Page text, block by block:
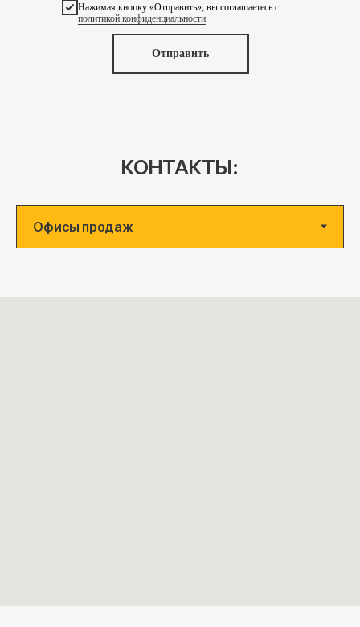
Нажимая кнопку «Отправить», вы соглашаетесь с
политикой конфиденциальности
Отправить
КОНТАКТЫ: